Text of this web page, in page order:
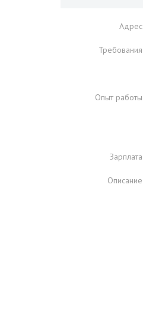
Адрес
Требования
Опыт работы
Зарплата
Описание